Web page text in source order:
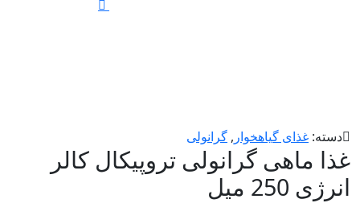
دسته: غذای گیاهخوار , گرانولی
غذا ماهی گرانولی تروپیکال کالر
انرژی 250 میل